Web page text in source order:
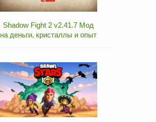
Shadow Fight 2 v2.41.7 Мод
на деньги, кристаллы и опыт